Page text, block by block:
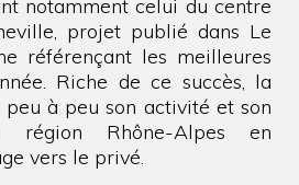
notamment celui du centre
projet publié dans Le
référençant les meilleures
Riche de ce succès, la
à peu son activité et son
région Rhône-Alpes en
vers le privé.